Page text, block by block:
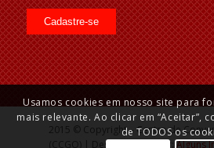
2015 © Copyright – Centro de
(CCGO) | Desenvolvido por:Alguns
Usamos cookies em nosso site para
mais relevante. Ao clicar em “Aceitar”,
de TODOS os